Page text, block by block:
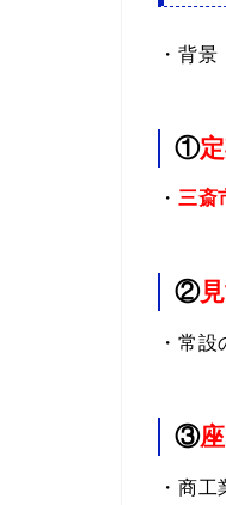
・背
①
・ 三斎
②
・常
③座
・商